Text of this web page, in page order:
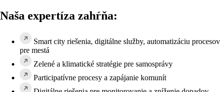
Naša expertíza zahŕňa:
Smart city riešenia, digitálne služby, automatizáciu procesov
pre mestá
Zelené a klimatické stratégie pre samosprávy
Participatívne procesy a zapájanie komunít